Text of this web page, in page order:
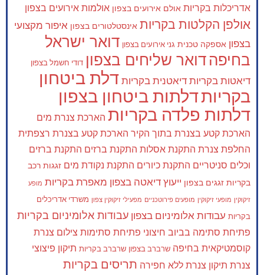
אדריכלות בקריות אולם אירועים בצפון אולמות אירועים בצפון
אולפן הקלטות בקריות אינסטלטורים בצפון איפור מקצועי
בצפון אספקה טכנית גני אירועים בצפון דואר ישראל
בחיפה דואר שליחים בצפון דודי חשמל בצפון
דיאטות בקריות דיאטנית בקריות דלת ביטחון
בקריותדלתות ביטחון בצפון
דלתות פלדה בקריות הארכת צנרת מים
הארכת קטע בצנרת בתוך הקיר הארכת קטע בצנרת רצפתית
החלפת צנרת התקנת אסלות התקנת ברזים התקנת ברזים
וכלים סניטריים התקנת כיורים התקנת נקודת מים זגגות רכב
בקריות זגגים בצפון ייעוץ דיאטה בצפון מאפרת בקריות מופע
זיקוקין מופעי זיקוקין מופעים פירוטכניים מפעילי זיקוקין צפון משרדי אדריכלים
בקריות עבודות אלומיניום בצפון עבודות אלומיניום בקריות
פתיחת סתימה בביוב חיצוני פתיחת סתימות צילום צנרת
קוסמטיקאית בחיפה שרברב בצפון שרברב בקריות תיקון פיצוצי
צנרת תיקון צנרת ללא חפירה תריסים בקריות